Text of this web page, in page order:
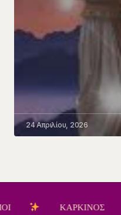
24 Απριλίου, 2026
ΚΑΡΚΙΝΟΣ